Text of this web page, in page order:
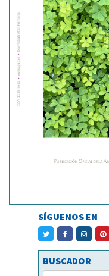
SÍGUENOS EN
BUSCADOR